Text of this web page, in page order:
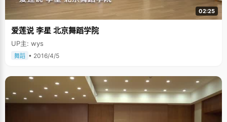
02:25
爱莲说 李星 北京舞蹈学院
UP主: wys
舞蹈 • 2016/4/5